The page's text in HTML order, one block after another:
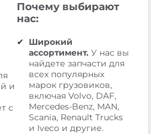
и
с
Почему выбирают
нас:
Широкий
ассортимент. У нас вы
найдете запчасти для
всех популярных
марок грузовиков,
включая Volvo, DAF,
Mercedes-Benz, MAN,
Scania, Renault Trucks
и Iveco и другие.